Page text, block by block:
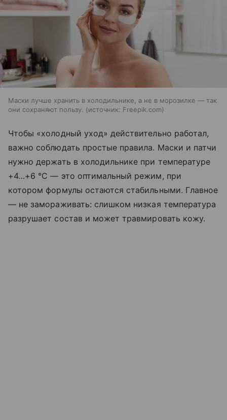
Маски лучше хранить в холодильнике, а не в морозилке — так
они сохраняют пользу.
источник: Freepik.com
Чтобы «холодный уход» действительно работал,
важно соблюдать простые правила. Маски и патчи
нужно держать в холодильнике при температуре
+4…+6 °С — это оптимальный режим, при
котором формулы остаются стабильными. Главное
— не замораживать: слишком низкая температура
разрушает состав и может травмировать кожу.